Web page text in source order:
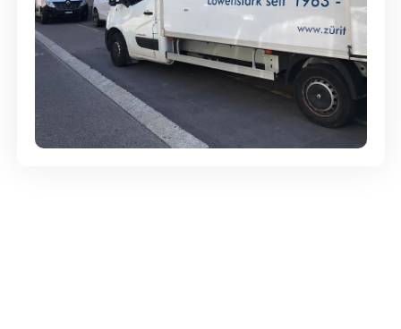
Günstige Umzüge - Hervorragender
Service